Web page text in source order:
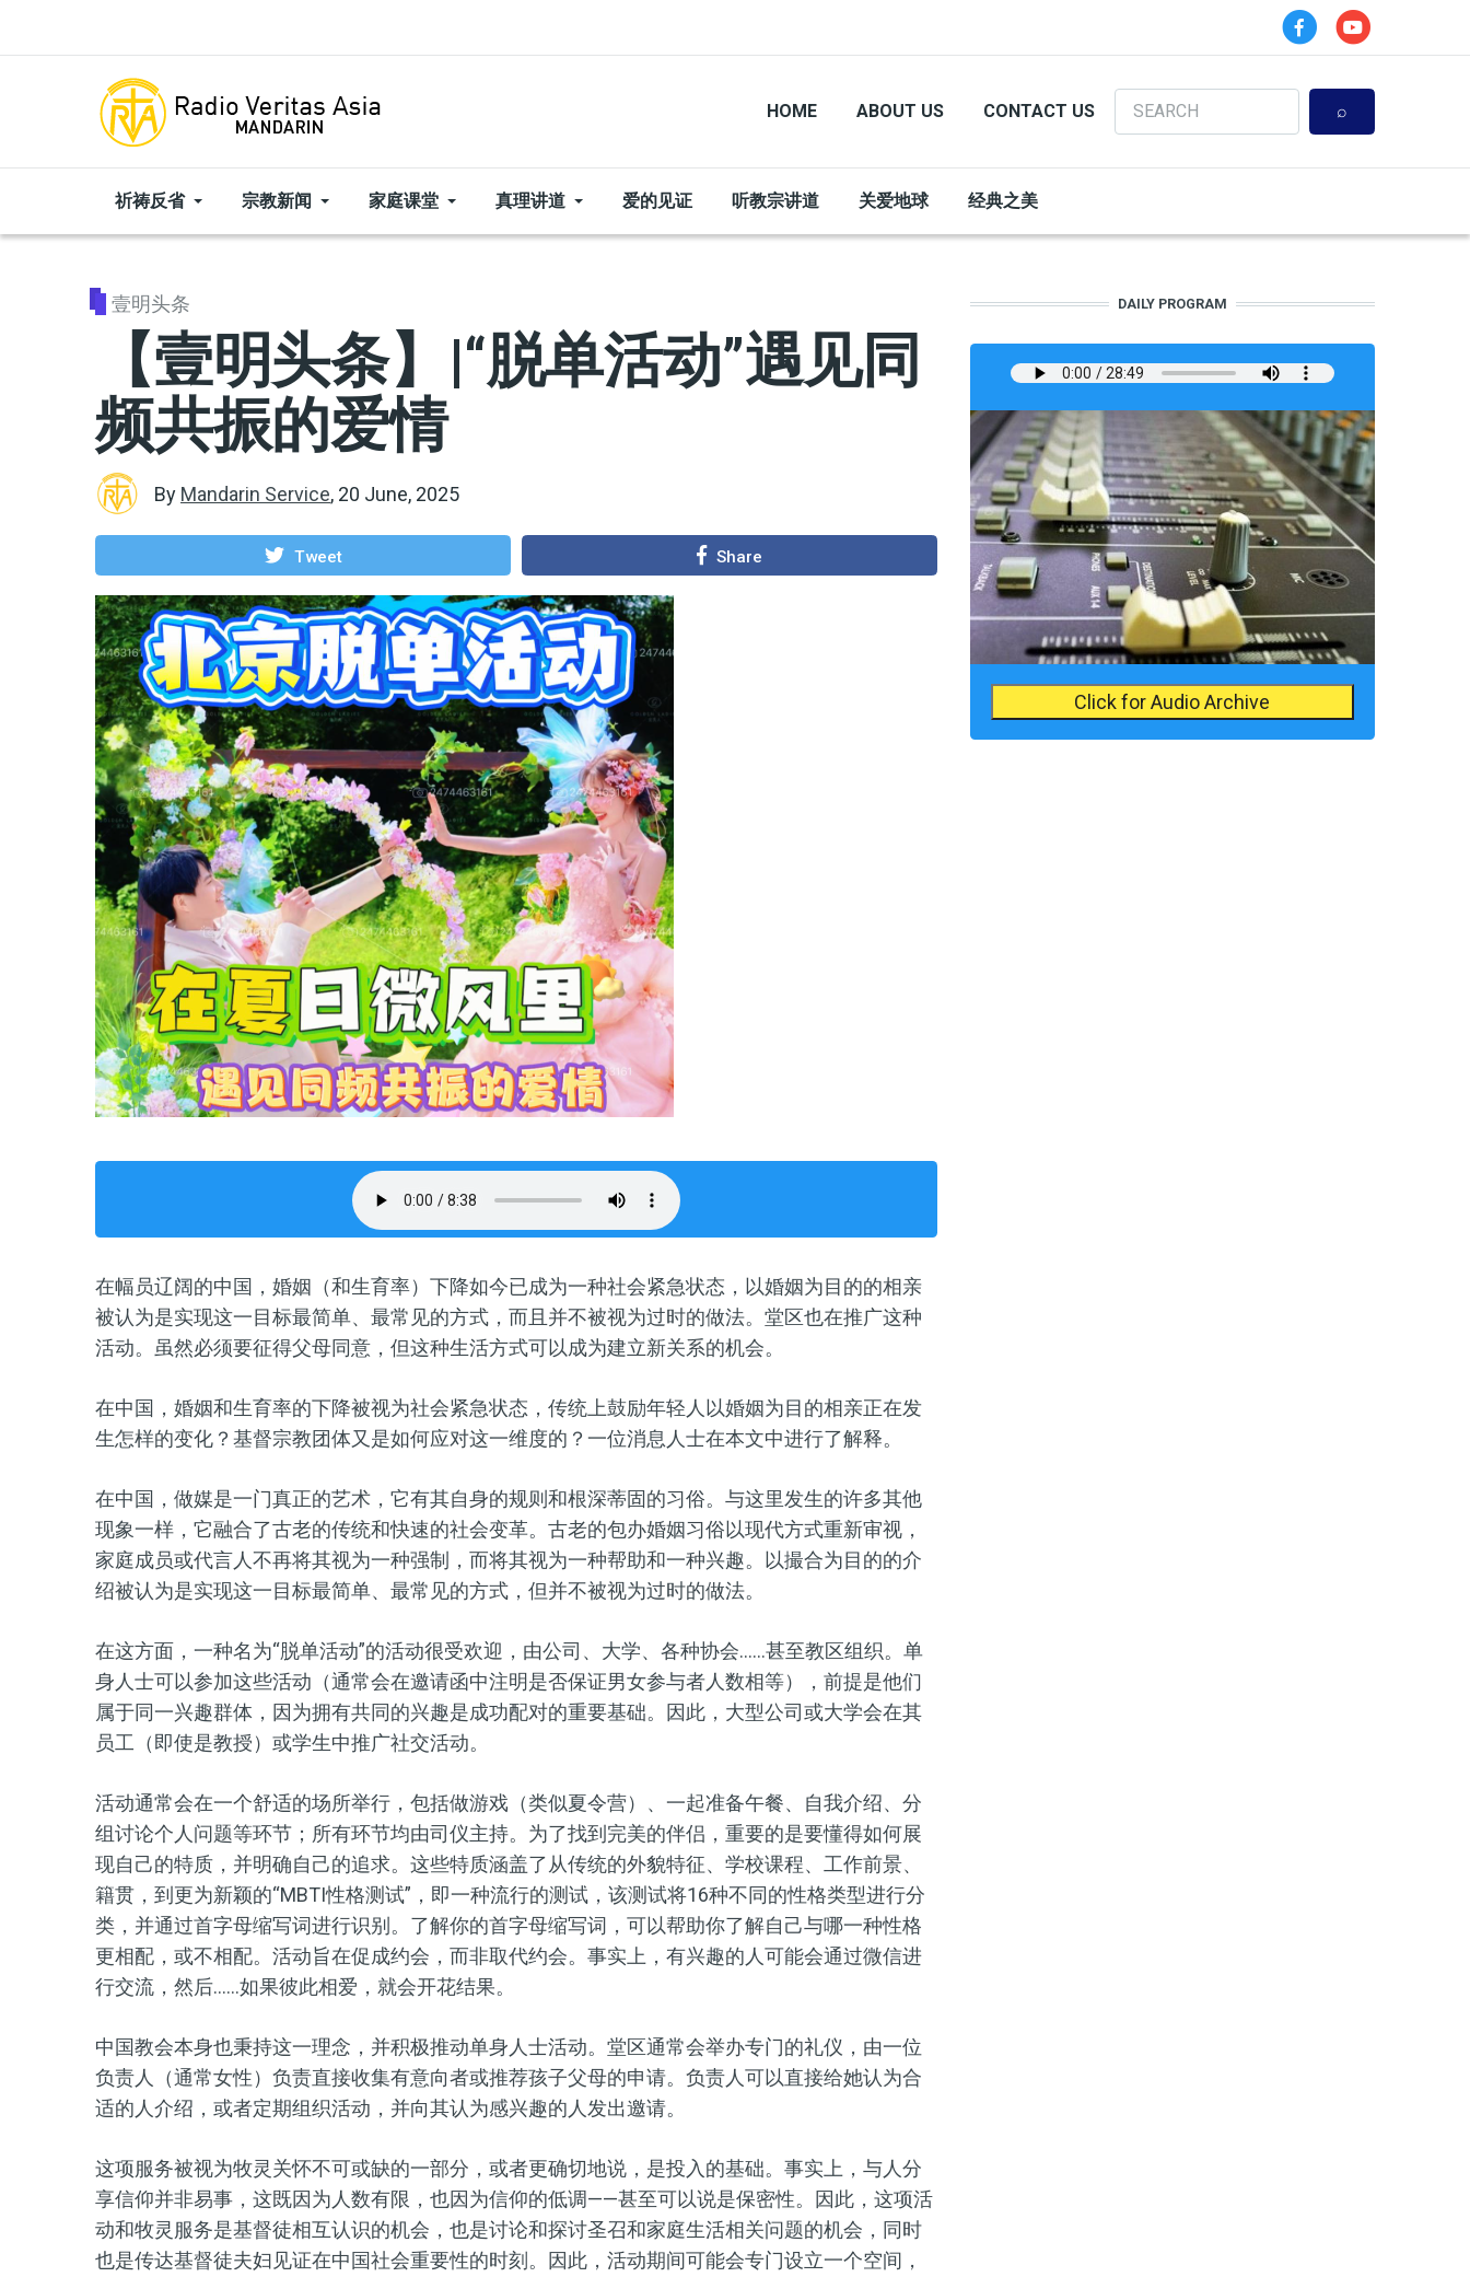
HOME ABOUT US CONTACT US
Search
祈祷反省 宗教新闻 家庭课堂 真理讲道 爱的见证 听教宗讲道 关爱地球 经典之美
壹明头条
【壹明头条】|“脱单活动”遇见同
频共振的爱情
By Mandarin Service, 20 June, 2025
Tweet Share
在幅员辽阔的中国，婚姻（和生育率）下降如今已成为一种社会紧急状态，以婚姻为目的的相亲
被认为是实现这一目标最简单、最常见的方式，而且并不被视为过时的做法。堂区也在推广这种
活动。虽然必须要征得父母同意，但这种生活方式可以成为建立新关系的机会。
在中国，婚姻和生育率的下降被视为社会紧急状态，传统上鼓励年轻人以婚姻为目的相亲正在发
生怎样的变化？基督宗教团体又是如何应对这一维度的？一位消息人士在本文中进行了解释。
在中国，做媒是一门真正的艺术，它有其自身的规则和根深蒂固的习俗。与这里发生的许多其他
现象一样，它融合了古老的传统和快速的社会变革。古老的包办婚姻习俗以现代方式重新审视，
家庭成员或代言人不再将其视为一种强制，而将其视为一种帮助和一种兴趣。以撮合为目的的介
绍被认为是实现这一目标最简单、最常见的方式，但并不被视为过时的做法。
在这方面，一种名为“脱单活动”的活动很受欢迎，由公司、大学、各种协会……甚至教区组织。单
身人士可以参加这些活动（通常会在邀请函中注明是否保证男女参与者人数相等），前提是他们
属于同一兴趣群体，因为拥有共同的兴趣是成功配对的重要基础。因此，大型公司或大学会在其
员工（即使是教授）或学生中推广社交活动。
活动通常会在一个舒适的场所举行，包括做游戏（类似夏令营）、一起准备午餐、自我介绍、分
组讨论个人问题等环节；所有环节均由司仪主持。为了找到完美的伴侣，重要的是要懂得如何展
现自己的特质，并明确自己的追求。这些特质涵盖了从传统的外貌特征、学校课程、工作前景、
籍贯，到更为新颖的“MBTI性格测试”，即一种流行的测试，该测试将16种不同的性格类型进行分
类，并通过首字母缩写词进行识别。了解你的首字母缩写词，可以帮助你了解自己与哪一种性格
更相配，或不相配。活动旨在促成约会，而非取代约会。事实上，有兴趣的人可能会通过微信进
行交流，然后……如果彼此相爱，就会开花结果。
中国教会本身也秉持这一理念，并积极推动单身人士活动。堂区通常会举办专门的礼仪，由一位
负责人（通常女性）负责直接收集有意向者或推荐孩子父母的申请。负责人可以直接给她认为合
适的人介绍，或者定期组织活动，并向其认为感兴趣的人发出邀请。
这项服务被视为牧灵关怀不可或缺的一部分，或者更确切地说，是投入的基础。事实上，与人分
享信仰并非易事，这既因为人数有限，也因为信仰的低调——甚至可以说是保密性。因此，这项活
动和牧灵服务是基督徒相互认识的机会，也是讨论和探讨圣召和家庭生活相关问题的机会，同时
也是传达基督徒夫妇见证在中国社会重要性的时刻。因此，活动期间可能会专门设立一个空间，
DAILY PROGRAM
Click for Audio Archive